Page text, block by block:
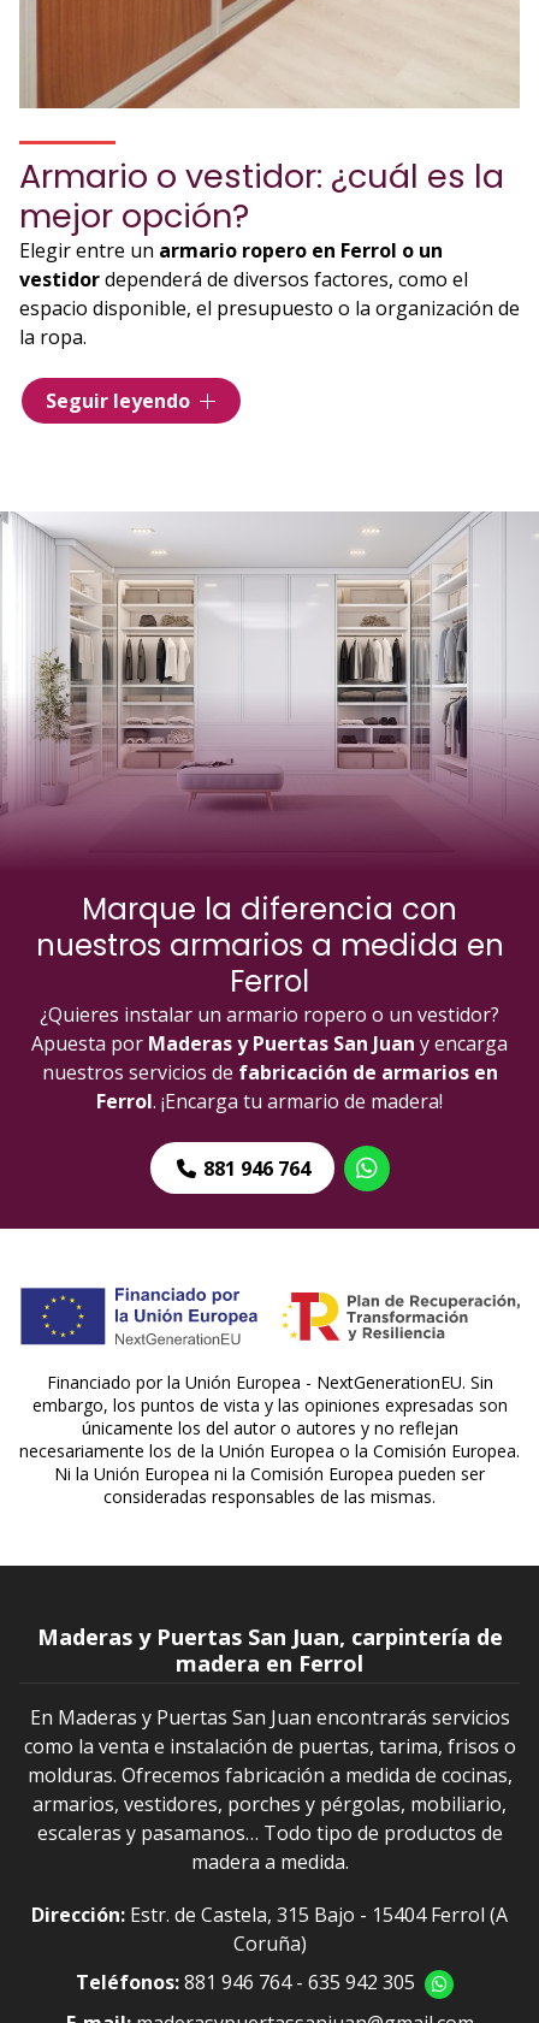
Armario o vestidor: ¿cuál es la
mejor opción?
Elegir entre un armario ropero en Ferrol o un
vestidordependerá de diversos factores, como el
espacio disponible, el presupuesto o la organización de
la ropa.
Nuestros armarios a medida son una
práctica y funcional,especialmente si cuentas con
otra parte, un vestidor será la mejor opción si cuentas
conespacio suficiente
para instalarlo.
Recurre a nuestros expertos en armarios en Ferrol
te asesoraremos. Te ayudaremos a decidir si tu mejor
opción es un armario ropero o un vestidor.
Seguir leyendo
Marque la diferencia con
nuestros armarios a medida en
Ferrol
¿Quieres instalar un armario ropero o un vestidor?
Apuesta por Maderas y Puertas San Juan y encarga
nuestros servicios de fabricación de armarios en
Ferrol. ¡Encarga tu armario de madera!
881 946 764
Financiado por la Unión Europea - NextGenerationEU. Sin
embargo, los puntos de vista y las opiniones expresadas son
únicamente los del autor o autores y no reflejan
necesariamente los de la Unión Europea o la Comisión Europea.
Ni la Unión Europea ni la Comisión Europea pueden ser
consideradas responsables de las mismas.
Maderas y Puertas San Juan, carpintería de
madera en Ferrol
En Maderas y Puertas San Juan encontrarás servicios
como la venta e instalación de puertas, tarima, frisos o
molduras. Ofrecemos fabricación a medida de cocinas,
armarios, vestidores, porches y pérgolas, mobiliario,
escaleras y pasamanos… Todo tipo de productos de
madera a medida.
Dirección: Estr. de Castela, 315 Bajo - 15404 Ferrol (A
Coruña)
Teléfonos:881 946 764- 635 942 305